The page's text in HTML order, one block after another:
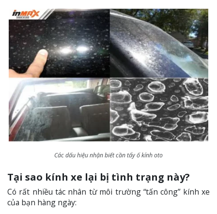
Các dấu hiệu nhận biết cần tẩy ố kính oto
Tại sao kính xe lại bị tình trạng này?
Có rất nhiều tác nhân từ môi trường “tấn công” kính xe
của bạn hàng ngày: